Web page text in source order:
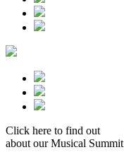
Click here to find out
about our Musical Summit